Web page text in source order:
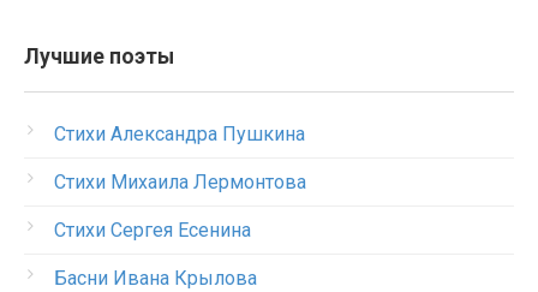
Лучшие поэты
Стихи Александра Пушкина
Стихи Михаила Лермонтова
Стихи Сергея Есенина
Басни Ивана Крылова